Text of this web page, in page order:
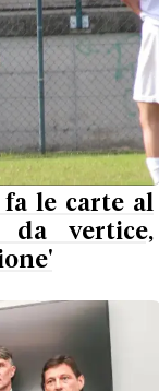
fa le carte al
da vertice,